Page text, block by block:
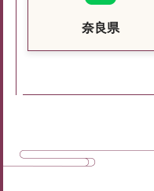
奈良県